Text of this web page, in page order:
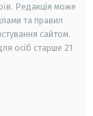
Редакція може
та правил
сайтом.
осіб старше 21